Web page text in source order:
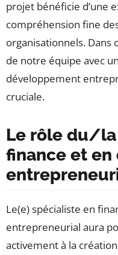
projet bénéficie d’une
compréhension fine
organisationnels.
de notre équipe avec
développement
cruciale.
Le rôle du/
finance et
Le(e) spécialiste en
entrepreneurial aura
activement à la